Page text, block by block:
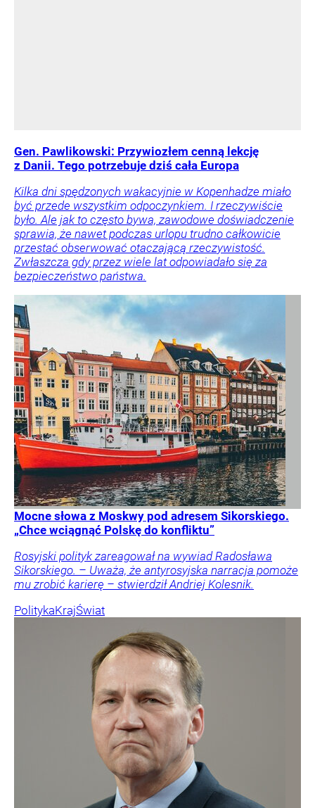
Gen. Pawlikowski: Przywiozłem cenną lekcję
z Danii. Tego potrzebuje dziś cała Europa
Kilka dni spędzonych wakacyjnie w Kopenhadze miało
być przede wszystkim odpoczynkiem. I rzeczywiście
było. Ale jak to często bywa, zawodowe doświadczenie
sprawia, że nawet podczas urlopu trudno całkowicie
przestać obserwować otaczającą rzeczywistość.
Zwłaszcza gdy przez wiele lat odpowiadało się za
bezpieczeństwo państwa.
Mocne słowa z Moskwy pod adresem Sikorskiego.
„Chce wciągnąć Polskę do konfliktu”
Rosyjski polityk zareagował na wywiad Radosława
Sikorskiego. – Uważa, że antyrosyjska narracja pomoże
mu zrobić karierę – stwierdził Andriej Kolesnik.
PolitykaKrajŚwiat